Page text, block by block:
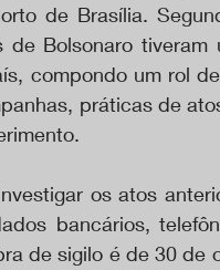
de Brasília.
de Bolsonaro
compondo um rol
práticas de
os atos
bancários,
de sigilo é de 30 de